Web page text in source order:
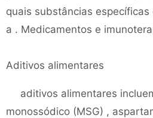
quais substâncias
a . Medicamentos e
Aditivos alimentares
aditivos alimentares
monossódico (MSG) ,